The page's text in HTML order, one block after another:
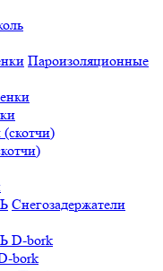
Пароизоляционные
Снегозадержатели
bork